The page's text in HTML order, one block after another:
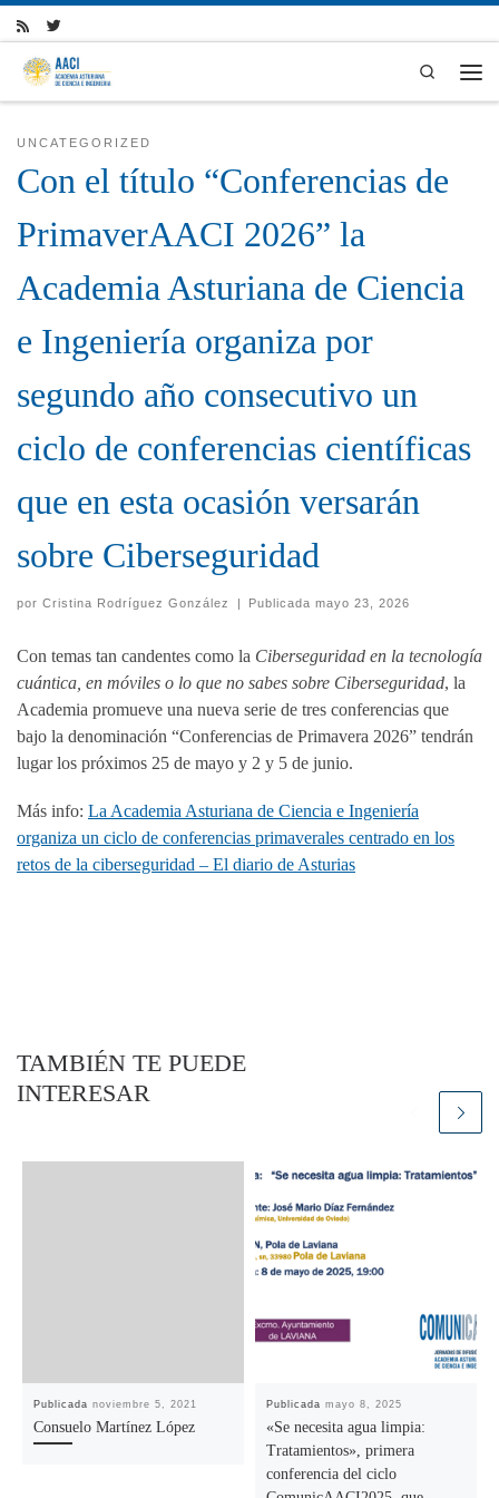
Skip to content
Search
UNCATEGORIZED
Con el título “Conferencias de
PrimaverAACI 2026” la
Academia Asturiana de Ciencia
e Ingeniería organiza por
segundo año consecutivo un
ciclo de conferencias científicas
que en esta ocasión versarán
sobre Ciberseguridad
por Cristina Rodríguez González | Publicadamayo 23, 2026
Con temas tan candentes como la Ciberseguridad en la tecnología
cuántica, en móviles o lo que no sabes sobre Ciberseguridad, la
Academia promueve una nueva serie de tres conferencias que
bajo la denominación “Conferencias de Primavera 2026” tendrán
lugar los próximos 25 de mayo y 2 y 5 de junio.
Más info: La Academia Asturiana de Ciencia e Ingeniería
organiza un ciclo de conferencias primaverales centrado en los
retos de la ciberseguridad – El diario de Asturias
TAMBIÉN TE PUEDE
INTERESAR
Publicadanoviembre 5, 2021
Consuelo Martínez López
Publicadamayo 8, 2025
«Se necesita agua limpia:
Tratamientos», primera
conferencia del ciclo